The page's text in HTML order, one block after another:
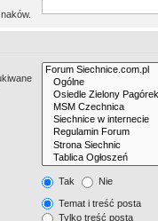
Tak Nie
Temat i treść posta
Tylko treść posta